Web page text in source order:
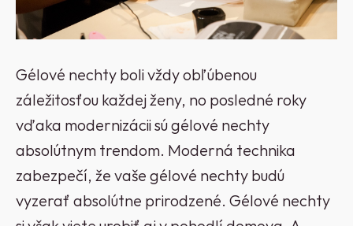
Gélové nechty boli vždy obľúbenou
záležitosťou každej ženy, no posledné roky
vďaka modernizácii sú gélové nechty
absolútnym trendom. Moderná technika
zabezpečí, že vaše gélové nechty budú
vyzerať absolútne prirodzené. Gélové nechty